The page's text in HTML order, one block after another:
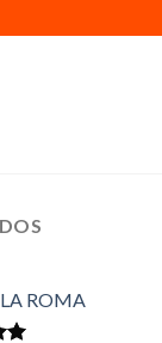
ROMA